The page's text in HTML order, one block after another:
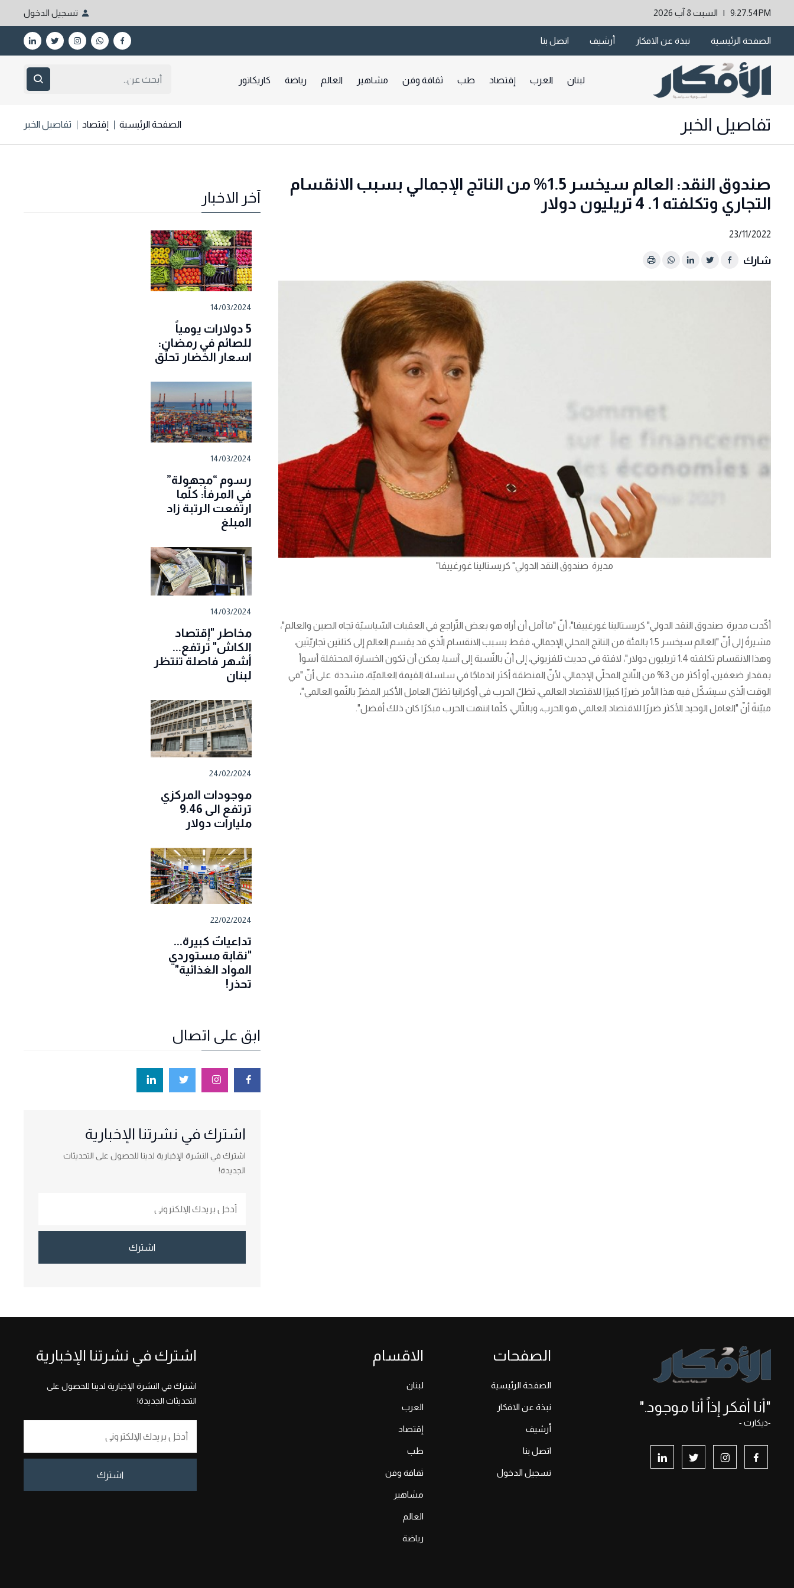
9:27.54PM | السبت 8 آب 2026 تسجيل الدخول
الصفحة الرئيسية نبذة عن الافكار أرشيف اتصل بنا
لبنان العرب إقتصاد طب ثقافة وفن مشاهير العالم رياضة كاريكاتور
تفاصيل الخبر الصفحة الرئيسية إقتصاد تفاصيل الخبر
صندوق النقد: العالم سيخسر 1.5% من الناتج الإجمالي بسبب الانقسام
التجاري وتكلفته 1. 4 تريليون دولار
23/11/2022
شارك
مديرة صندوق النقد الدولي" كريستالينا غورغييفا"
أكّدت مديرة صندوق النقد الدولي​" كريستالينا غورغييفا"، أنّ "ما آمل أن أراه هو بعض التّراجع في العقبات السّياسيّة تجاه ​الصين​ والعالم"،
مشيرةً إلى أنّ "العالم سيخسر 1.5 بالمئة من ​الناتج المحلي​ الإجمالي، فقط بسبب الانقسام الّذي قد يقسم العالم إلى كتلتين تجاريّتَين،
وهذا الانقسام تكلفته 1.4 تريليون دولار"، لافتة في حديث تلفزيوني، إلى أنّ بالنّسبة إلى ​آسيا​، يمكن أن تكون الخسارة المحتمَلة أسوأ
بمقدار ضعفين، أو أكثر من 3% من النّاتج المحلّي الإجمالي، لأنّ المنطقة أكثر اندماجًا في سلسلة القيمة العالميّة، مشددة على أنّ "في
الوقت الّذي سيشكّل فيه هذا الأمر ضررًا كبيرًا للاقتصاد العالمي، تظلّ الحرب في ​أوكرانيا​ تظلّ العامل الأكبر المضرّ بالنّمو العالمي"،
مبيّنةً أنّ "العامل الوحيد الأكثر ضررًا للاقتصاد العالمي هو الحرب، وبالتّالي، كلّما انتهت الحرب مبكرًا كان ذلك أفضل".
آخر الاخبار
14/03/2024
5 دولارات يومياً
للصائم في رمضان:
اسعار الخضار تحلّق
14/03/2024
رسوم “مجهولة”
في المرفأ: كلّما
ارتفعت الرتبة زاد
المبلغ
14/03/2024
مخاطر "إقتصاد
الكاش" ترتفع...
أشهر فاصلة تنتظر
لبنان
24/02/2024
موجودات المركزي
ترتفع الى 9.46
مليارات دولار
22/02/2024
تداعياتٌ كبيرة...
"نقابة مستوردي
المواد الغذائية"
تحذر!
ابق على اتصال
اشترك في نشرتنا الإخبارية
اشترك في النشرة الإخبارية لدينا للحصول على التحديثات
الجديدة!
اشترك
"أنا أفكر إذاً أنا موجود."
-ديكارت -
الصفحات
الصفحة الرئيسية
نبذة عن الافكار
أرشيف
اتصل بنا
تسجيل الدخول
الاقسام
لبنان
العرب
إقتصاد
طب
ثقافة وفن
مشاهير
العالم
رياضة
اشترك في نشرتنا الإخبارية
اشترك في النشرة الإخبارية لدينا للحصول على
التحديثات الجديدة!
اشترك